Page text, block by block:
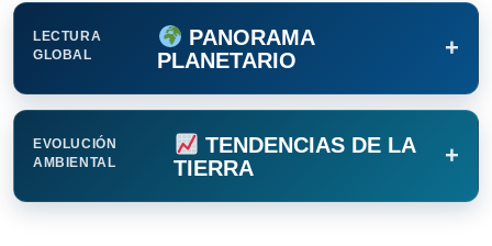
LECTURA
GLOBAL
PANORAMA
PLANETARIO
+
EVOLUCIÓN
AMBIENTAL
TENDENCIAS DE LA
TIERRA
+